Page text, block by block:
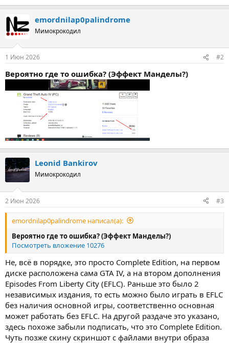
emordnilap0palindrome
Мимокрокодил
1 Июн 2026 #2
Вероятно где то ошибка? (Эффект Манделы?)
Leonid Bankirov
Мимокрокодил
2 Июн 2026 #3
emordnilap0palindrome написал(а):
Вероятно где то ошибка? (Эффект Манделы?)
Посмотреть вложение 10276
Не, всё в порядке, это просто Complete Edition, на первом
диске расположена сама GTA IV, а на втором дополнения
Episodes From Liberty City (EFLC). Раньше это было 2
независимых издания, то есть можно было играть в EFLC
без наличия основной игры, соответственно основная
может работать без EFLC. На другой раздаче это указано,
здесь похоже забыли подписать, что это Complete Edition.
Чуть позже скину скриншот с файлами внутри образа